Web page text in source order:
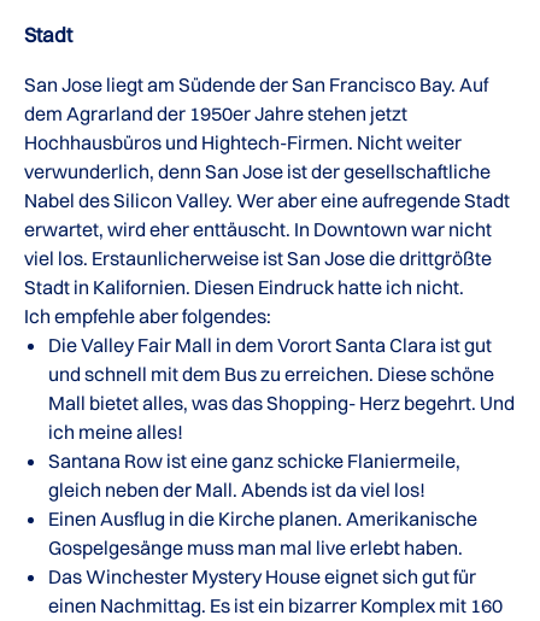
Stadt
San Jose liegt am Südende der San Francisco Bay. Auf
dem Agrarland der 1950er Jahre stehen jetzt
Hochhausbüros und Hightech-Firmen. Nicht weiter
verwunderlich, denn San Jose ist der gesellschaftliche
Nabel des Silicon Valley. Wer aber eine aufregende Stadt
erwartet, wird eher enttäuscht. In Downtown war nicht
viel los. Erstaunlicherweise ist San Jose die drittgrößte
Stadt in Kalifornien. Diesen Eindruck hatte ich nicht.
Ich empfehle aber folgendes:
Die Valley Fair Mall in dem Vorort Santa Clara ist gut
und schnell mit dem Bus zu erreichen. Diese schöne
Mall bietet alles, was das Shopping- Herz begehrt. Und
ich meine alles!
Santana Row ist eine ganz schicke Flaniermeile,
gleich neben der Mall. Abends ist da viel los!
Einen Ausflug in die Kirche planen. Amerikanische
Gospelgesänge muss man mal live erlebt haben.
Das Winchester Mystery House eignet sich gut für
einen Nachmittag. Es ist ein bizarrer Komplex mit 160